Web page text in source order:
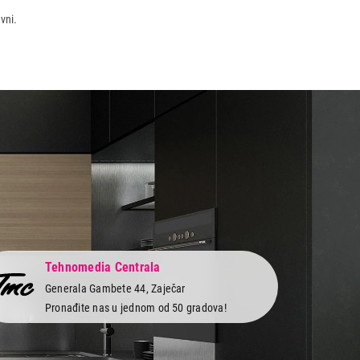
Tehnomedia Centrala
Generala Gambete 44, Zaječar
Pronađite nas u jednom od 50 gradova!